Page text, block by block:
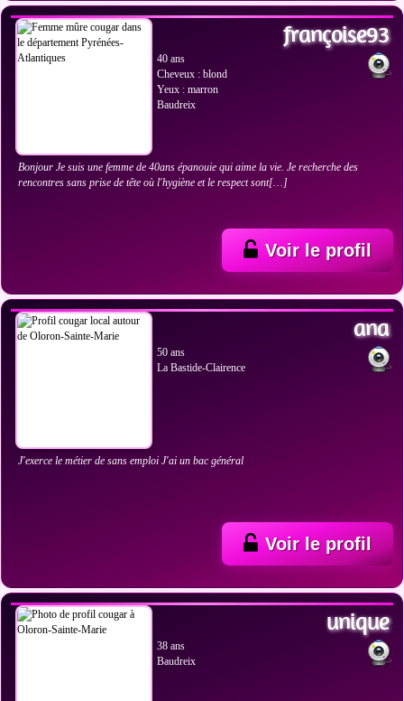
françoise93
40 ans
Cheveux : blond
Yeux : marron
Baudreix
Bonjour Je suis une femme de 40ans épanouie qui aime la vie. Je recherche des
rencontres sans prise de tête où l'hygiène et le respect sont[…]
Voir le profil
ana
50 ans
La Bastide-Clairence
J'exerce le métier de sans emploi J'ai un bac général
Voir le profil
unique
38 ans
Baudreix